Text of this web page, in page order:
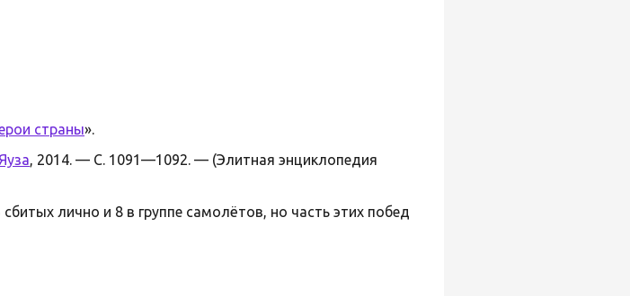
страны».
Яуза, 2014. — С. 1091—1092. — (Элитная энциклопедия
лично и 8 в группе самолётов, но часть этих побед